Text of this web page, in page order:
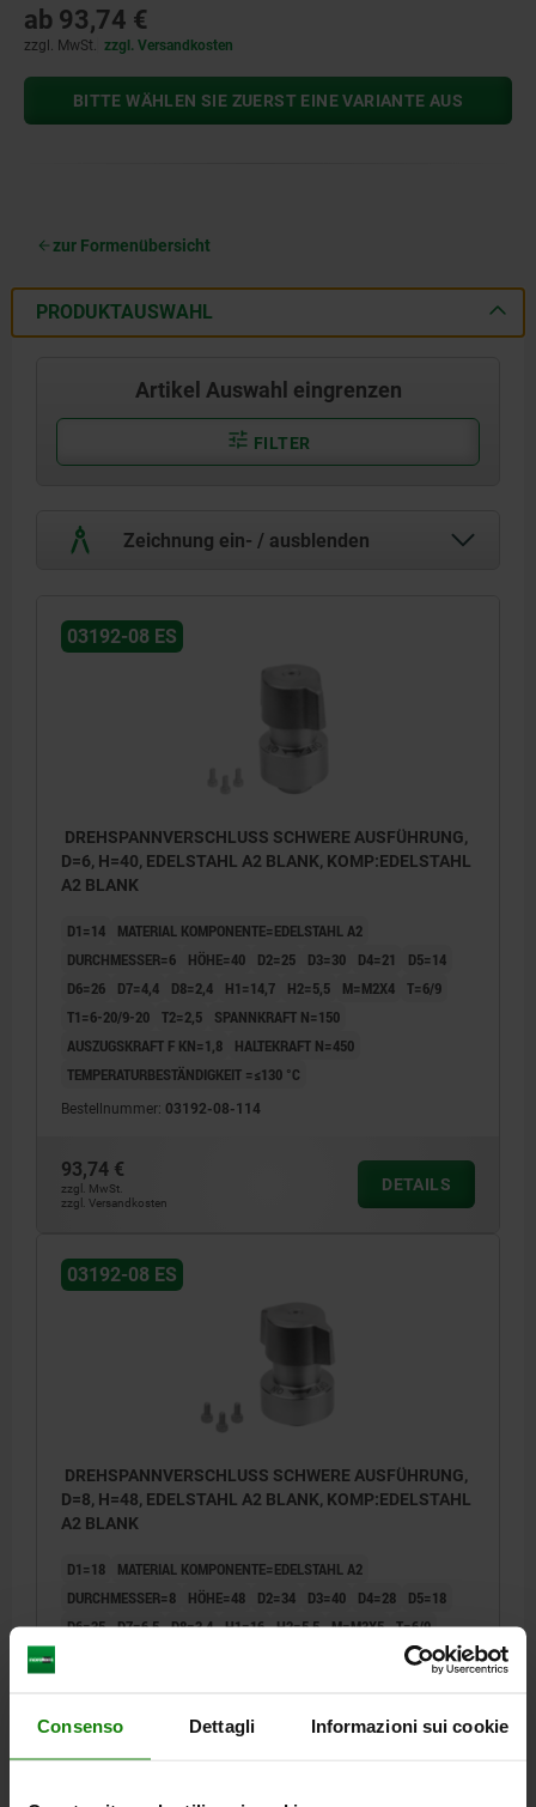
Consenso Dettagli Informazioni sui cookie
ab 93,74 €
zzgl. MwSt. zzgl. Versandkosten
BITTE WÄHLEN SIE ZUERST EINE VARIANTE AUS
zur Formenübersicht
PRODUKTAUSWAHL
Artikel Auswahl eingrenzen
FILTER
Zeichnung ein- / ausblenden
1) Montagemöglichkeit 1
3) Platte
03192-08 ES
DREHSPANNVERSCHLUSS SCHWERE AUSFÜHRUNG,
D=6, H=40, EDELSTAHL A2 BLANK, KOMP:EDELSTAHL
A2 BLANK
D1=14
MATERIAL KOMPONENTE=EDELSTAHL A2
DURCHMESSER=6
HÖHE=40 D2=25 D3=30 D4=21
D5=14
D6=26
D7=4,4 D8=2,4 H1=14,7 H2=5,5 M=M2X4 T=6/9
T1=6-20/9-20 T2=2,5
SPANNKRAFT N=150
AUSZUGSKRAFT F KN=1,8
HALTEKRAFT N=450
TEMPERATURBESTÄNDIGKEIT =≤130 °C
Bestellnummer: 03192-08-114
93,74 €
zzgl. MwSt.
zzgl. Versandkosten
DETAILS
03192-08 ES
DREHSPANNVERSCHLUSS SCHWERE AUSFÜHRUNG,
D=8, H=48, EDELSTAHL A2 BLANK, KOMP:EDELSTAHL
A2 BLANK
D1=18
MATERIAL KOMPONENTE=EDELSTAHL A2
DURCHMESSER=8
HÖHE=48 D2=34 D3=40 D4=28
D5=18
D6=35 D7=6,5 D8=3,4 H1=16 H2=5,5 M=M3X5 T=6/9